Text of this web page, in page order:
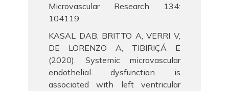
Microvascular Research 134:
104119.
KASAL DAB, BRITTO A, VERRI V,
DE LORENZO A, TIBIRIÇÁ E
(2020). Systemic microvascular
endothelial dysfunction is
associated with left ventricular